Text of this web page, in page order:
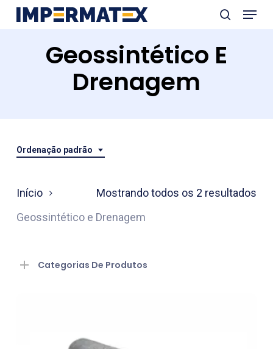
Skip
Menu
Geossintético E
Drenagem
Ordenação padrão
Mostrando todos os 2 resultados
Início
Geossintético e Drenagem
Categorias De Produtos